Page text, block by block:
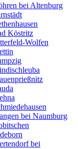
bei Altenburg
Köstritz
Wolfen
bei Naumburg
bei